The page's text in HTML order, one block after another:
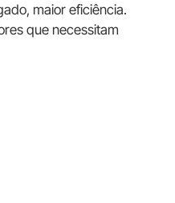
maior eficiência.
que necessitam